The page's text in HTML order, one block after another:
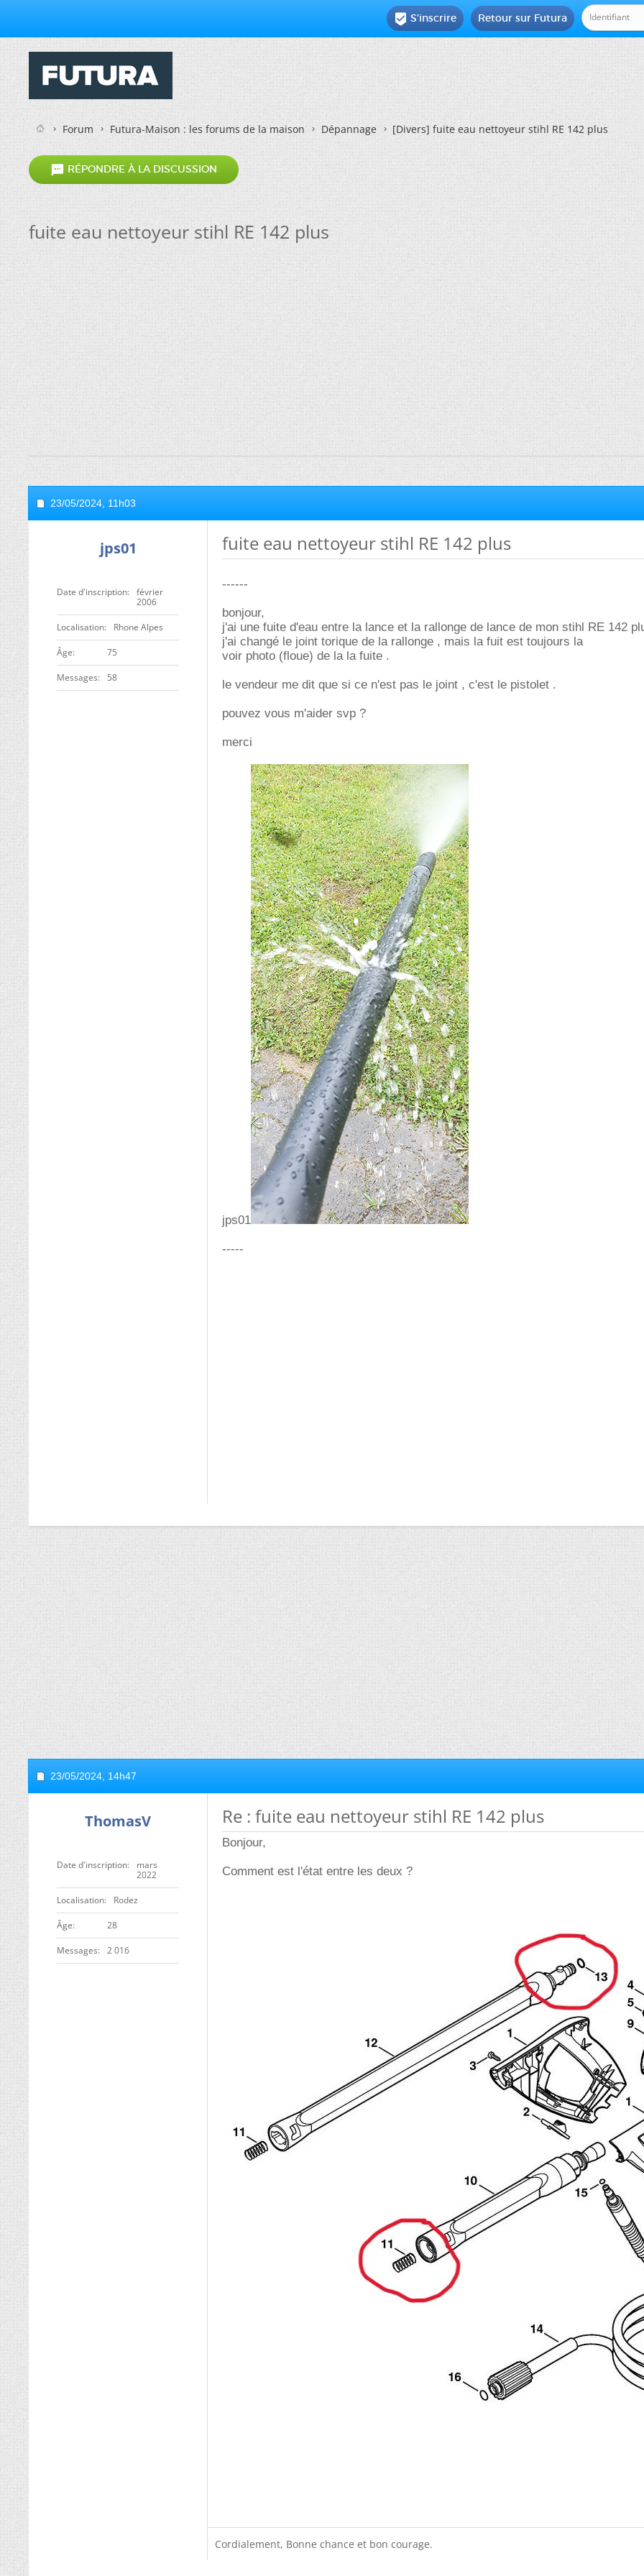
Retour sur Futura
 S'inscrire
Forum Futura-Maison : les forums de la maison Dépannage [Divers]fuite eau nettoyeur stihl RE 142 plus
 RÉPONDRE À LA DISCUSSION
fuite eau nettoyeur stihl RE 142 plus
23/05/2024, 11h03
jps01
Date d'inscription
février
2006
Localisation Rhone Alpes
ge 75
Messages 58
fuite eau nettoyeur stihl RE 142 plus
------
bonjour,
j'ai une fuite d'eau entre la lance et la rallonge de lance de mon stihl RE 142
j'ai changé le joint torique de la rallonge , mais la fuit est toujours la
voir photo (floue) de la la fuite .
le vendeur me dit que si ce n'est pas le joint , c'est le pistolet .
pouvez vous m'aider svp ?
merci
jps01
-----
23/05/2024, 14h47
ThomasV
Date d'inscription
mars
2022
Localisation Rodez
ge 28
Messages 2 016
Re : fuite eau nettoyeur stihl RE 142 plus
Bonjour,
Comment est l'état entre les deux ?
Cordialement, Bonne chance et bon courage.